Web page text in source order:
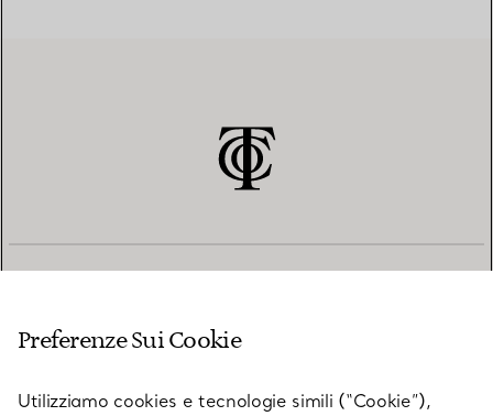
Preferenze Sui Cookie
Utilizziamo cookies e tecnologie simili (“Cookie”),